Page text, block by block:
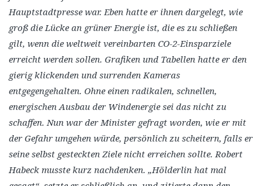
Hauptstadtpresse war. Eben hatte er ihnen dargelegt, wie
groß die Lücke an grüner Energie ist, die es zu schließen
gilt, wenn die weltweit vereinbarten CO-2-Einsparziele
erreicht werden sollen. Grafiken und Tabellen hatte er den
gierig klickenden und surrenden Kameras
entgegengehalten. Ohne einen radikalen, schnellen,
energischen Ausbau der Windenergie sei das nicht zu
schaffen. Nun war der Minister gefragt worden, wie er mit
der Gefahr umgehen würde, persönlich zu scheitern, falls er
seine selbst gesteckten Ziele nicht erreichen sollte. Robert
Habeck musste kurz nachdenken. „Hölderlin hat mal